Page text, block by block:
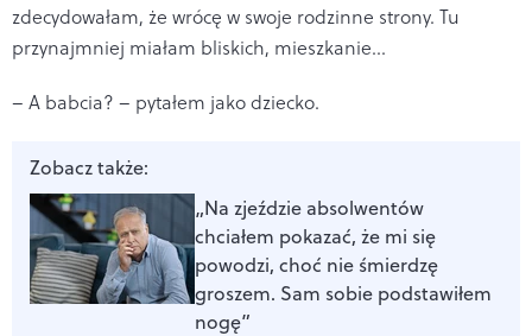
zdecydowałam, że wrócę w swoje rodzinne strony. Tu
przynajmniej miałam bliskich, mieszkanie…
– A babcia? – pytałem jako dziecko.
Zobacz także:
„Na zjeździe absolwentów
chciałem pokazać, że mi się
powodzi, choć nie śmierdzę
groszem. Sam sobie podstawiłem
nogę”